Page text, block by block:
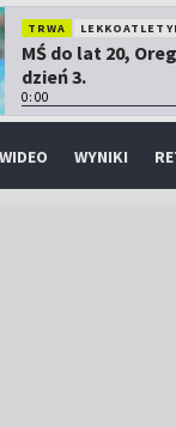
TRWA
MŚ do lat 20,
dzień 3.
0:00
WIDEO WYNIKI